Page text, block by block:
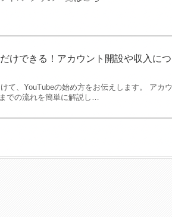
けできる！アカウント開設や収入につ
て、YouTubeの始め方をお伝えします。 アカウ
での流れを簡単に解説し…